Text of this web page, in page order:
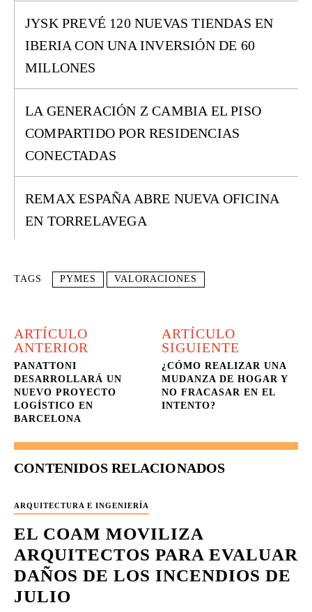
JYSK PREVÉ 120 NUEVAS TIENDAS EN
IBERIA CON UNA INVERSIÓN DE 60
MILLONES
LA GENERACIÓN Z CAMBIA EL PISO
COMPARTIDO POR RESIDENCIAS
CONECTADAS
REMAX ESPAÑA ABRE NUEVA OFICINA
EN TORRELAVEGA
TAGS PYMES VALORACIONES
ARTÍCULO
ANTERIOR
PANATTONI
DESARROLLARÁ UN
NUEVO PROYECTO
LOGÍSTICO EN
BARCELONA
ARTÍCULO
SIGUIENTE
¿CÓMO REALIZAR UNA
MUDANZA DE HOGAR Y
NO FRACASAR EN EL
INTENTO?
CONTENIDOS RELACIONADOS
ARQUITECTURA E INGENIERÍA
EL COAM MOVILIZA
ARQUITECTOS PARA EVALUAR
DAÑOS DE LOS INCENDIOS DE
JULIO